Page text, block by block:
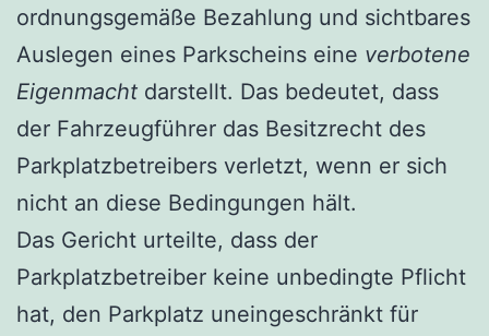
ordnungsgemäße Bezahlung und sichtbares
Auslegen eines Parkscheins eine verbotene
Eigenmacht darstellt. Das bedeutet, dass
der Fahrzeugführer das Besitzrecht des
Parkplatzbetreibers verletzt, wenn er sich
nicht an diese Bedingungen hält.
Das Gericht urteilte, dass der
Parkplatzbetreiber keine unbedingte Pflicht
hat, den Parkplatz uneingeschränkt für